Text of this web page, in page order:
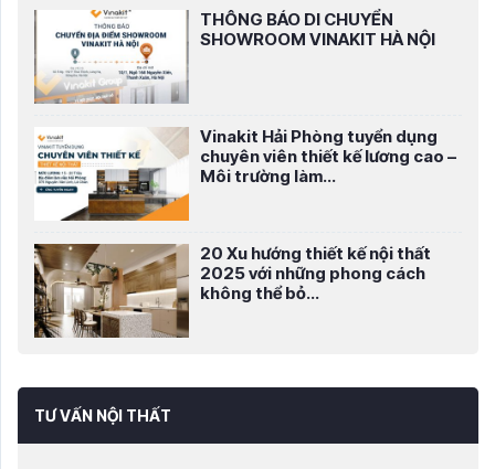
THÔNG BÁO DI CHUYỂN
SHOWROOM VINAKIT HÀ NỘI
Vinakit Hải Phòng tuyển dụng
chuyên viên thiết kế lương cao –
Môi trường làm...
20 Xu hướng thiết kế nội thất
2025 với những phong cách
không thể bỏ...
TƯ VẤN NỘI THẤT